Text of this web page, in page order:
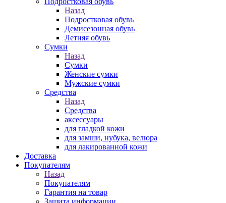
Назад
Подростковая обувь
Демисезонная обувь
Летняя обувь
Сумки
Назад
Сумки
Женские сумки
Мужские сумки
Средства
Назад
Средства
аксессуары
для гладкой кожи
для замши, нубука, велюра
для лакированной кожи
Доставка
Покупателям
Назад
Покупателям
Гарантия на товар
Защита информации